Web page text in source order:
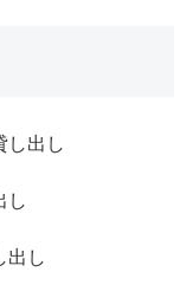
し出し
し
出し